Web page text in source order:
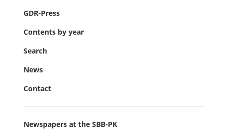
GDR-Press
Contents by year
Search
News
Contact
Newspapers at the SBB-PK